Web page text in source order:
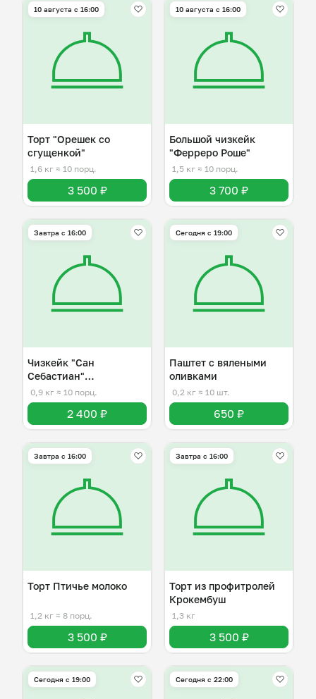
10 августа с 16:00
Торт "Орешек со
сгущенкой"
1,6 кг ≈ 10 порц.
3 500 ₽
10 августа с 16:00
Большой чизкейк
"Ферреро Роше"
1,5 кг ≈ 10 порц.
3 700 ₽
Завтра c 16:00
Чизкейк "Сан
Себастиан"
ванильный/
шоколадный
0,9 кг ≈ 10 порц.
2 400 ₽
Сегодня с 19:00
Паштет с вялеными
оливками
0,2 кг ≈ 10 шт.
650 ₽
Завтра c 16:00
Торт Птичье молоко
1,2 кг ≈ 8 порц.
3 500 ₽
Завтра c 16:00
Торт из профитролей
Крокембуш
1,3 кг
3 500 ₽
Сегодня с 19:00 Сегодня с 22:00